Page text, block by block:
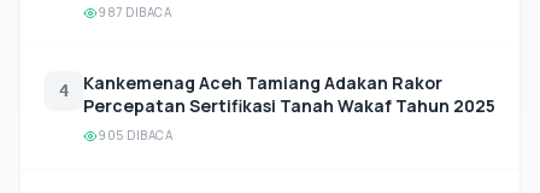
987 DIBACA
4
Kankemenag Aceh Tamiang Adakan Rakor
Percepatan Sertifikasi Tanah Wakaf Tahun 2025
905 DIBACA